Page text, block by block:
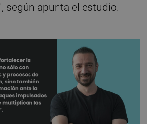
según apunta el estudio.